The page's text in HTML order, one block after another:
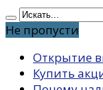
Не пропусти
Открытие
Купить